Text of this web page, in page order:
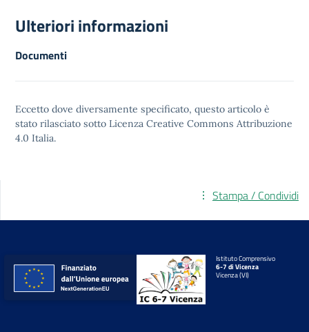
Ulteriori informazioni
Documenti
Eccetto dove diversamente specificato, questo articolo è
stato rilasciato sotto Licenza Creative Commons Attribuzione
4.0 Italia.
Stampa / Condividi
Istituto Comprensivo
6-7 di Vicenza
Vicenza (VI)